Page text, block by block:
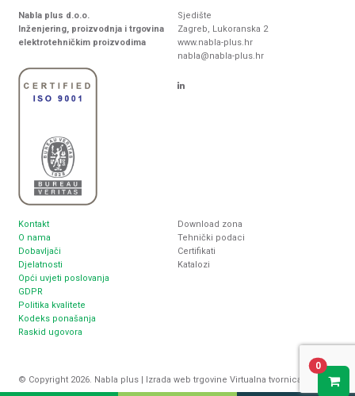
Nabla plus d.o.o.
Inženjering, proizvodnja i trgovina
elektrotehničkim proizvodima
Sjedište
Zagreb, Lukoranska 2
www.nabla-plus.hr
nabla@nabla-plus.hr
Kontakt
O nama
Dobavljači
Djelatnosti
Opći uvjeti poslovanja
GDPR
Politika kvalitete
Kodeks ponašanja
Raskid ugovora
Download zona
Tehnički podaci
Certifikati
Katalozi
© Copyright 2026. Nabla plus | Izrada web trgovine Virtualna tvornica
0